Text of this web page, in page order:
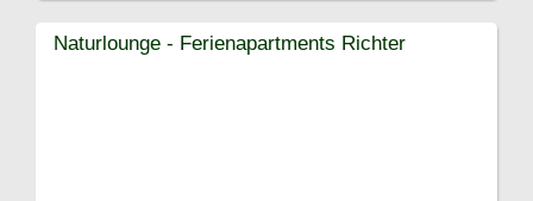
Naturlounge - Ferienapartments Richter